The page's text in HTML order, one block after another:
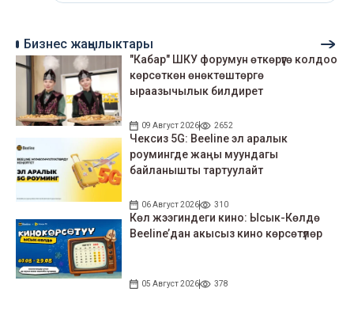
Бизнес жаңылыктары
"Кабар" ШКУ форумун өткөрүүгө колдоо
көрсөткөн өнөктөштөргө
ыраазычылык билдирет
09 Август 2026 2652
Чексиз 5G: Beeline эл аралык
роумингде жаңы муундагы
байланышты тартуулайт
06 Август 2026 310
Көл жээгиндеги кино: Ысык-Көлдө
Beeline’дан акысыз кино көрсөтүлөр
05 Август 2026 378